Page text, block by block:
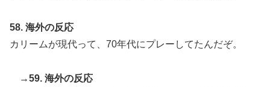
58. 海外の反応
カリームが現代って、70年代にプレーしてたんだぞ。
→59. 海外の反応